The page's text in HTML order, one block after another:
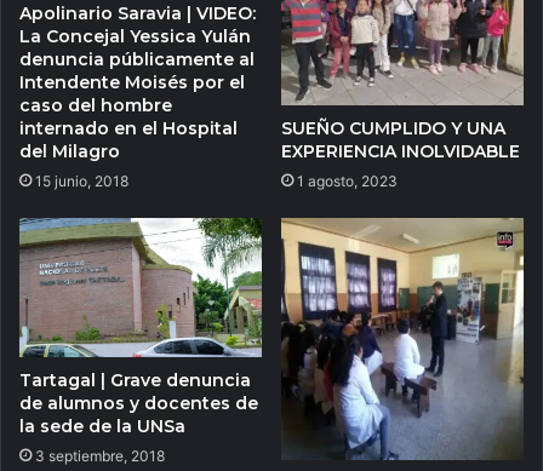
Apolinario Saravia | VIDEO:
La Concejal Yessica Yulán
denuncia públicamente al
Intendente Moisés por el
caso del hombre
internado en el Hospital
del Milagro
15 junio, 2018
SUEÑO CUMPLIDO Y UNA
EXPERIENCIA INOLVIDABLE
1 agosto, 2023
Tartagal | Grave denuncia
de alumnos y docentes de
la sede de la UNSa
3 septiembre, 2018